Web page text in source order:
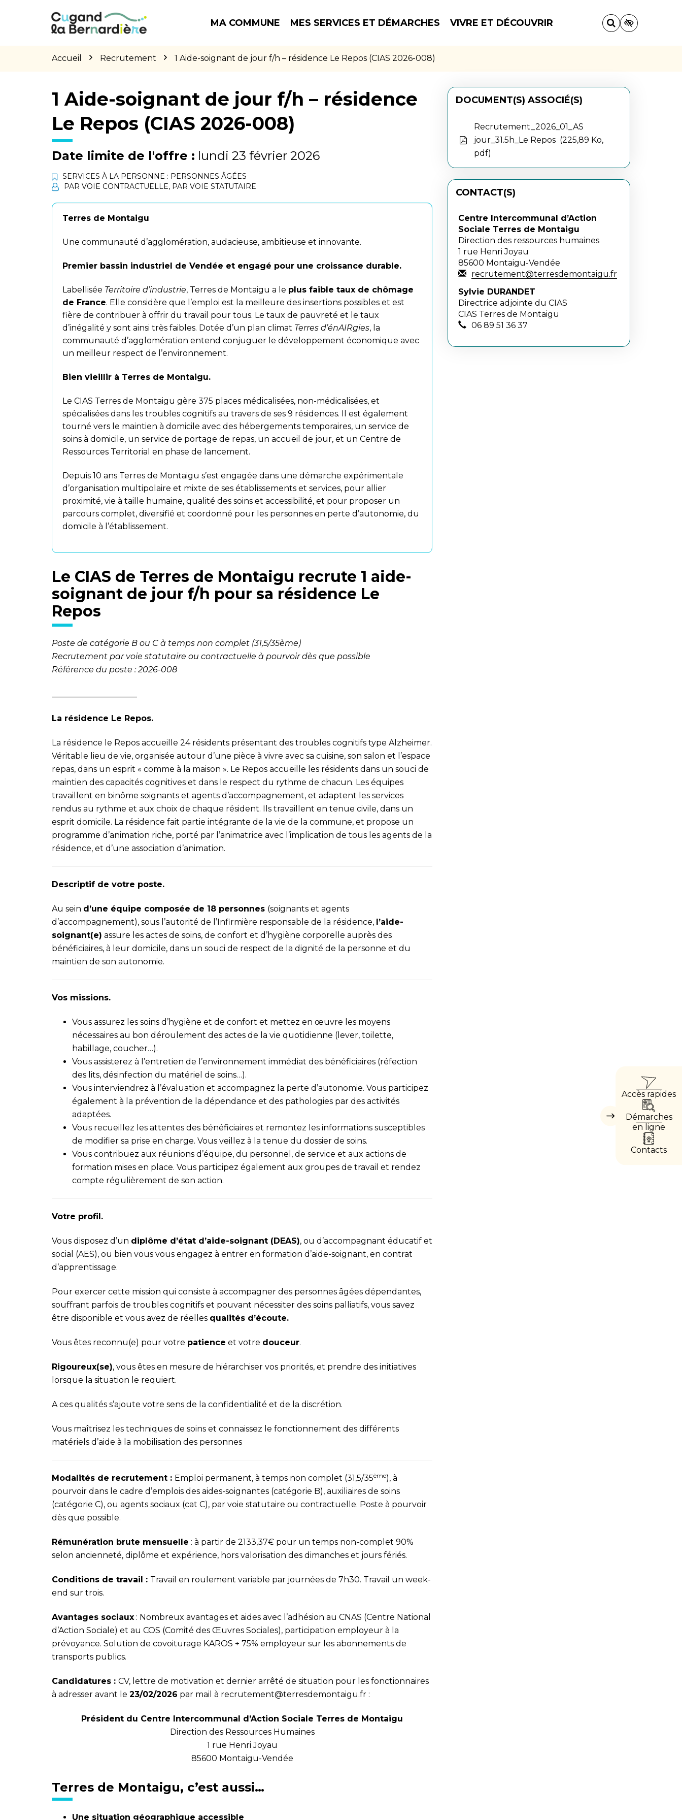
MA COMMUNE MES SERVICES ET DÉMARCHES VIVRE ET DÉCOUVRIR
Accueil Recrutement 1 Aide-soignant de jour f/h – résidence Le Repos (CIAS 2026-008)
Masquer
Accès rapides
Démarches
en ligne
Contacts
1 Aide-soignant de jour f/h – résidence
Le Repos (CIAS 2026-008)
Date limite de l'offre : lundi 23 février 2026
SERVICES À LA PERSONNE : PERSONNES ÂGÉES
PAR VOIE CONTRACTUELLE, PAR VOIE STATUTAIRE
Terres de Montaigu
Une communauté d’agglomération, audacieuse, ambitieuse et innovante.
Premier bassin industriel de Vendée et engagé pour une croissance durable.
Labellisée Territoire d’industrie, Terres de Montaigu a le plus faible taux de chômage
de France. Elle considère que l’emploi est la meilleure des insertions possibles et est
fière de contribuer à offrir du travail pour tous. Le taux de pauvreté et le taux
d’inégalité y sont ainsi très faibles. Dotée d’un plan climat Terres d’énAIRgies, la
communauté d’agglomération entend conjuguer le développement économique avec
un meilleur respect de l’environnement.
Bien vieillir à Terres de Montaigu.
Le CIAS Terres de Montaigu gère 375 places médicalisées, non-médicalisées, et
spécialisées dans les troubles cognitifs au travers de ses 9 résidences. Il est également
tourné vers le maintien à domicile avec des hébergements temporaires, un service de
soins à domicile, un service de portage de repas, un accueil de jour, et un Centre de
Ressources Territorial en phase de lancement.
Depuis 10 ans Terres de Montaigu s’est engagée dans une démarche expérimentale
d’organisation multipolaire et mixte de ses établissements et services, pour allier
proximité, vie à taille humaine, qualité des soins et accessibilité, et pour proposer un
parcours complet, diversifié et coordonné pour les personnes en perte d’autonomie, du
domicile à l’établissement.
Le CIAS de Terres de Montaigu recrute 1 aide-
soignant de jour f/h pour sa résidence Le
Repos
Poste de catégorie B ou C à temps non complet (31,5/35ème)
Recrutement par voie statutaire ou contractuelle à pourvoir dès que possible
Référence du poste : 2026-008
La résidence Le Repos.
La résidence le Repos accueille 24 résidents présentant des troubles cognitifs type Alzheimer.
Véritable lieu de vie, organisée autour d’une pièce à vivre avec sa cuisine, son salon et l’espace
repas, dans un esprit « comme à la maison ». Le Repos accueille les résidents dans un souci de
maintien des capacités cognitives et dans le respect du rythme de chacun. Les équipes
travaillent en binôme soignants et agents d’accompagnement, et adaptent les services
rendus au rythme et aux choix de chaque résident. Ils travaillent en tenue civile, dans un
esprit domicile. La résidence fait partie intégrante de la vie de la commune, et propose un
programme d’animation riche, porté par l’animatrice avec l’implication de tous les agents de la
résidence, et d’une association d’animation.
Descriptif de votre poste.
Au sein d’une équipe composée de 18 personnes (soignants et agents
d’accompagnement), sous l’autorité de l’Infirmière responsable de la résidence, l’aide-
soignant(e) assure les actes de soins, de confort et d’hygiène corporelle auprès des
bénéficiaires, à leur domicile, dans un souci de respect de la dignité de la personne et du
maintien de son autonomie.
Vos missions.
Vous assurez les soins d’hygiène et de confort et mettez en œuvre les moyens
nécessaires au bon déroulement des actes de la vie quotidienne (lever, toilette,
habillage, coucher…).
Vous assisterez à l’entretien de l’environnement immédiat des bénéficiaires (réfection
des lits, désinfection du matériel de soins…).
Vous interviendrez à l’évaluation et accompagnez la perte d’autonomie. Vous participez
également à la prévention de la dépendance et des pathologies par des activités
adaptées.
Vous recueillez les attentes des bénéficiaires et remontez les informations susceptibles
de modifier sa prise en charge. Vous veillez à la tenue du dossier de soins.
Vous contribuez aux réunions d’équipe, du personnel, de service et aux actions de
formation mises en place. Vous participez également aux groupes de travail et rendez
compte régulièrement de son action.
Votre profil.
Vous disposez d’un diplôme d’état d’aide-soignant (DEAS), ou d’accompagnant éducatif et
social (AES), ou bien vous vous engagez à entrer en formation d’aide-soignant, en contrat
d’apprentissage.
Pour exercer cette mission qui consiste à accompagner des personnes âgées dépendantes,
souffrant parfois de troubles cognitifs et pouvant nécessiter des soins palliatifs, vous savez
être disponible et vous avez de réelles qualités d’écoute.
Vous êtes reconnu(e) pour votre patience et votre douceur.
Rigoureux(se), vous êtes en mesure de hiérarchiser vos priorités, et prendre des initiatives
lorsque la situation le requiert.
A ces qualités s’ajoute votre sens de la confidentialité et de la discrétion.
Vous maîtrisez les techniques de soins et connaissez le fonctionnement des différents
matériels d’aide à la mobilisation des personnes
Modalités de recrutement : Emploi permanent, à temps non complet (31,5/35ème), à
pourvoir dans le cadre d’emplois des aides-soignantes (catégorie B), auxiliaires de soins
(catégorie C), ou agents sociaux (cat C), par voie statutaire ou contractuelle. Poste à pourvoir
dès que possible.
Rémunération brute mensuelle : à partir de 2133,37€ pour un temps non-complet 90%
selon ancienneté, diplôme et expérience, hors valorisation des dimanches et jours fériés.
Conditions de travail : Travail en roulement variable par journées de 7h30. Travail un week-
end sur trois.
Avantages sociaux : Nombreux avantages et aides avec l’adhésion au CNAS (Centre National
d’Action Sociale) et au COS (Comité des Œuvres Sociales), participation employeur à la
prévoyance. Solution de covoiturage KAROS + 75% employeur sur les abonnements de
transports publics.
Candidatures : CV, lettre de motivation et dernier arrêté de situation pour les fonctionnaires
à adresser avant le 23/02/2026 par mail à recrutement@terresdemontaigu.fr :
Président du Centre Intercommunal d’Action Sociale Terres de Montaigu
Direction des Ressources Humaines
1 rue Henri Joyau
85600 Montaigu-Vendée
Terres de Montaigu, c’est aussi…
Une situation géographique accessible
DOCUMENT(S) ASSOCIÉ(S)
Recrutement_2026_01_AS
jour_31.5h_Le Repos
225,89 Ko,
pdf
CONTACT(S)
Centre Intercommunal d’Action
Sociale Terres de Montaigu
Direction des ressources humaines
1 rue Henri Joyau
85600 Montaigu-Vendée
recrutement@terresdemontaigu.fr
Sylvie DURANDET
Directrice adjointe du CIAS
CIAS Terres de Montaigu
06 89 51 36 37